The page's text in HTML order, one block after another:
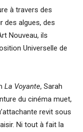
à travers des
des algues, des
Nouveau, ils
Universelle de
La Voyante, Sarah
du cinéma muet,
revit sous
Ni tout à fait la